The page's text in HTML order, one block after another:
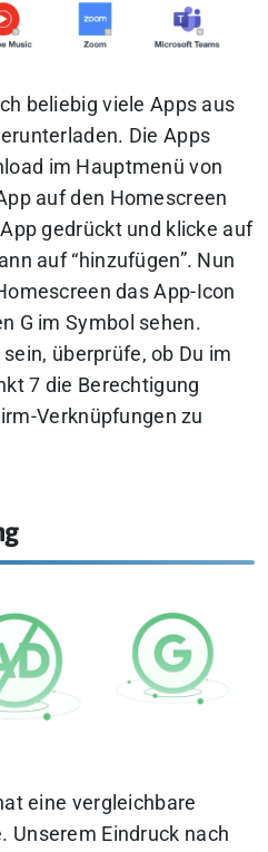
beliebig viele Apps aus
Die Apps
im Hauptmenü von
auf den Homescreen
gedrückt und klicke auf
auf “hinzufügen”. Nun
das App-Icon
G im Symbol sehen.
überprüfe, ob Du im
7 die Berechtigung
Verknüpfungen zu
eine vergleichbare
Unserem Eindruck nach